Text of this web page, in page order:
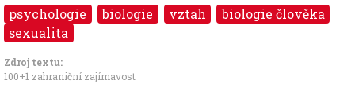
psychologie biologie vztah
biologie člověka
sexualita
Zdroj textu:
100+1 zahraniční zajímavost